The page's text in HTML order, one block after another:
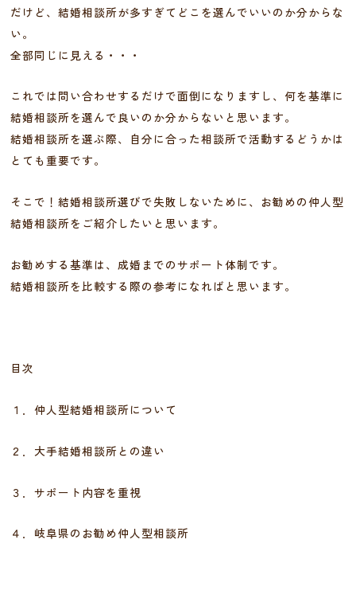
だけど、結婚相談所が多すぎてどこを選んでいいのか分からな
い。
全部同じに見える・・・
これでは問い合わせするだけで面倒になりますし、何を基準に
結婚相談所を選んで良いのか分からないと思います。
結婚相談所を選ぶ際、自分に合った相談所で活動するどうかは
とても重要です。
そこで！結婚相談所選びで失敗しないために、お勧めの仲人型
結婚相談所をご紹介したいと思います。
お勧めする基準は、成婚までのサポート体制です。
結婚相談所を比較する際の参考になればと思います。
目次
１．仲人型結婚相談所について
２．大手結婚相談所との違い
３．サポート内容を重視
４．岐阜県のお勧め仲人型相談所